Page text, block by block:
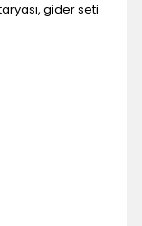
gider seti